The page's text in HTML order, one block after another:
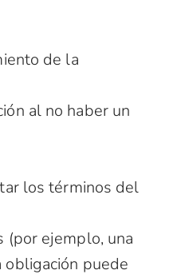
de la
al no haber un
los términos del
(por ejemplo, una
obligación puede